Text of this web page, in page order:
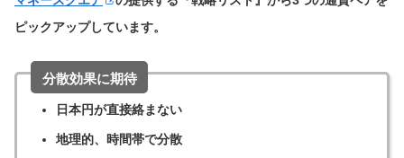
ピックアップしています。
分散効果に期待
日本円が直接絡まない
地理的、時間帯で分散